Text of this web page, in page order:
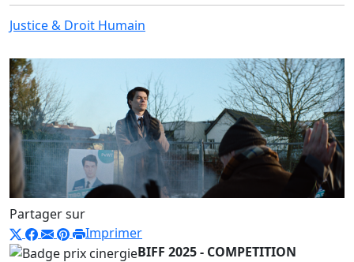
Justice & Droit Humain
Partager sur
Imprimer
BIFF 2025 - COMPETITION